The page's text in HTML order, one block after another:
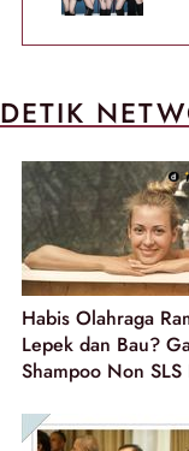
DETIK
Habis Olahraga
Lepek dan Bau?
Shampoo Non SLS